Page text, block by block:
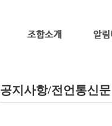
공지사항/전언통신문